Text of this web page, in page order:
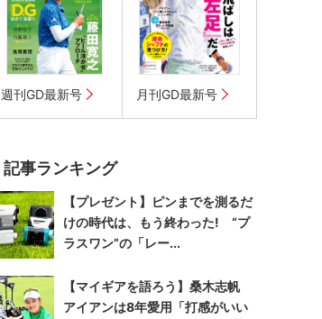
週刊GD最新号 月刊GD最新号
記事ランキング
【プレゼント】ピンまでを測るだ
けの時代は、もう終わった! “プ
ラスワン”の「レー...
【マイギアを語ろう】桑木志帆
アイアンは8年愛用「打感がいい